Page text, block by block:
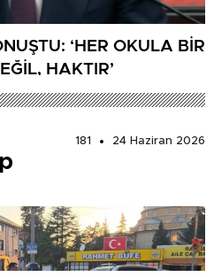
‘HER OKULA BİR
HAKTIR’
181
24 Haziran 2026